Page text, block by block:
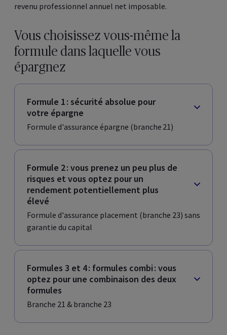
revenu professionnel annuel net imposable.
Vous choisissez vous-même la
formule dans laquelle vous
épargnez
Formule 1 : sécurité absolue pour
votre épargne
Formule d'assurance épargne (branche 21)
Formule 2 : vous prenez un peu plus de
risques et vous optez pour un
rendement potentiellement plus
élevé
Formule d'assurance placement (branche 23) sans
garantie du capital
Formules 3 et 4 : formules combi : vous
optez pour une combinaison des deux
formules
Branche 21 & branche 23